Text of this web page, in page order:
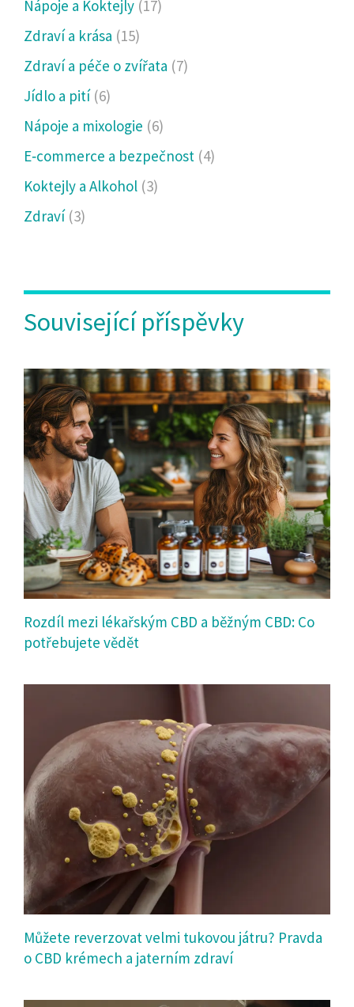
Nápoje a Koktejly (17)
Zdraví a krása (15)
Zdraví a péče o zvířata (7)
Jídlo a pití (6)
Nápoje a mixologie (6)
E‑commerce a bezpečnost (4)
Koktejly a Alkohol (3)
Zdraví (3)
Související příspěvky
Rozdíl mezi lékařským CBD a běžným CBD: Co
potřebujete vědět
Můžete reverzovat velmi tukovou játru? Pravda
o CBD krémech a jaterním zdraví